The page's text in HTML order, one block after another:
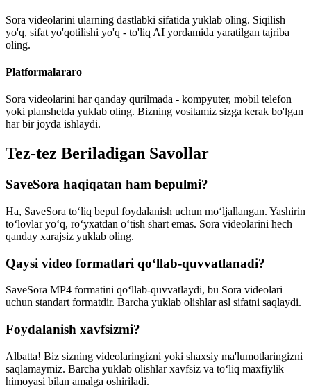
Sora videolarini ularning dastlabki sifatida yuklab oling. Siqilish
yo'q, sifat yo'qotilishi yo'q - to'liq AI yordamida yaratilgan tajriba
oling.
Platformalararo
Sora videolarini har qanday qurilmada - kompyuter, mobil telefon
yoki planshetda yuklab oling. Bizning vositamiz sizga kerak bo'lgan
har bir joyda ishlaydi.
Tez-tez Beriladigan Savollar
SaveSora haqiqatan ham bepulmi?
Ha, SaveSora to‘liq bepul foydalanish uchun mo‘ljallangan. Yashirin
to‘lovlar yo‘q, ro‘yxatdan o‘tish shart emas. Sora videolarini hech
qanday xarajsiz yuklab oling.
Qaysi video formatlari qo‘llab-quvvatlanadi?
SaveSora MP4 formatini qo‘llab-quvvatlaydi, bu Sora videolari
uchun standart formatdir. Barcha yuklab olishlar asl sifatni saqlaydi.
Foydalanish xavfsizmi?
Albatta! Biz sizning videolaringizni yoki shaxsiy ma'lumotlaringizni
saqlamaymiz. Barcha yuklab olishlar xavfsiz va to‘liq maxfiylik
himoyasi bilan amalga oshiriladi.